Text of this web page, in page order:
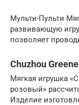
Мульти-Пульти
развивающую
позволяет
Chuzhou
Мягкая игрушка
розовый»
Изделие